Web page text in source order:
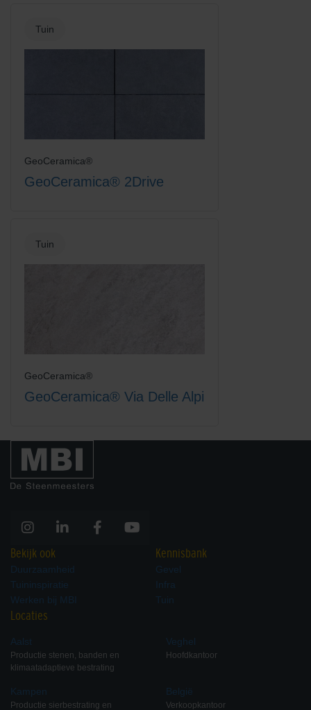
Tuin
GeoCeramica®
GeoCeramica® 2Drive
Tuin
GeoCeramica®
GeoCeramica® Via Delle Alpi
Bekijk ook
Duurzaamheid
Tuininspiratie
Werken bij MBI
Kennisbank
Gevel
Infra
Tuin
Locaties
Aalst
Productie stenen, banden en
klimaatadaptieve bestrating
Kampen
Productie sierbestrating en
Veghel
Hoofdkantoor
België
Verkoopkantoor